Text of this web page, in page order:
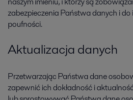
zabezpieczenia Państwa danych i
poufności.
Aktualizacja danych
Przetwarzając Państwa dane
zapewnić ich dokładność i